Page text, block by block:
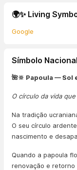
🌍✨ Living
Google
Símbolo
🌺🔆 Papoula — Sol
O círculo da vida
Na tradição
O seu círculo
nascimento e
Quando a papoula
renovação e retorno